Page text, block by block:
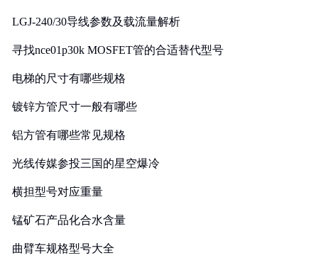
LGJ-240/30导线参数及载流量解析
寻找nce01p30k MOSFET管的合适替代型号
电梯的尺寸有哪些规格
镀锌方管尺寸一般有哪些
铝方管有哪些常见规格
光线传媒参投三国的星空爆冷
横担型号对应重量
锰矿石产品化合水含量
曲臂车规格型号大全